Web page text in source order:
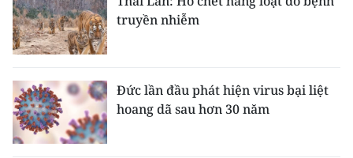
54 DÂN TỘC VIỆT NAM
CHƯƠNG TRÌNH OCOP - MỖI XÃ
MỘT SẢN PHẨM
RADIO
truyền nhiễm
Đức lần đầu phát hiện virus bại liệt
hoang dã sau hơn 30 năm